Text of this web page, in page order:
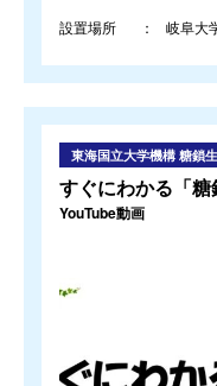
設置場所 岐阜大
東海国立大学機構 糖鎖
すぐにわかる「糖
YouTube動画